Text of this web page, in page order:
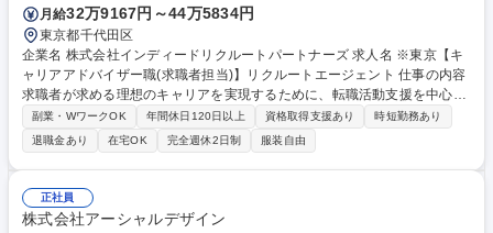
月給32万9167円～44万5834円
東京都千代田区
企業名 株式会社インディードリクルートパートナーズ 求人名 ※東京【キ
ャリアアドバイザー職(求職者担当)】リクルートエージェント 仕事の内容
求職者が求める理想のキャリアを実現するために、転職活動支援を中心に
伴走していただきます。 具体的には、求職者の経験や希望、悩みなどをヒ
アリングし、将来のキャリア設計から実現に向けたアクションサポート
（コーチングやメンタリングなど）を行います。また、一人ひとりに向き
合うことで、転職活動支援にとどまらず、より広範なキャリア支援を提供
します。 募集職種 ※東京【キャリアアドバイザー職(求職者担当)】リクル
ートエージェント
副業・WワークOK 年間休日120日以上 資格取得支援あり
時短勤務あり
退職金あり
在宅OK 完全週休2日制 服装自由
正社員
株式会社アーシャルデザイン